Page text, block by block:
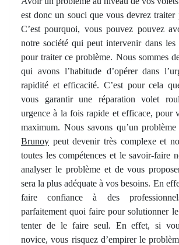
est donc un souci que vous devrez traiter
C’est pourquoi, vous pouvez pouvez
notre société qui peut intervenir dans les
pour traiter ce problème. Nous sommes
qui avons l’habitude d’opérer dans
rapidité et efficacité. C’est pour cela
vous garantir une réparation volet
urgence à la fois rapide et efficace, pour
maximum. Nous savons qu’un
Brunoy peut devenir très complexe et
toutes les compétences et le savoir-faire
analyser le problème et de vous
sera la plus adéquate à vos besoins. En
faire confiance à des
parfaitement quoi faire pour solutionner
tenter de le faire seul. En effet, si
novice, vous risquez d’empirer le